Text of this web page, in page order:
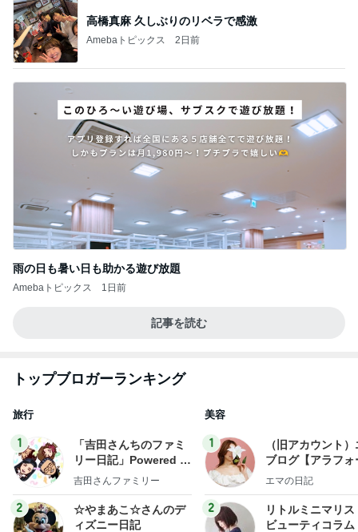
高橋真麻 久しぶりのリベラで感激
Amebaトピックス 2日前
雨の日も暑い日も助かる遊び放題
Amebaトピックス 1日前
記事を読む
トップブロガーランキング
旅行
1
「吉田さんちのファミ
リー日記」Powered b
y Ameba 吉田さんファ
ログ
吉田さんファミリー
2
☆やまあこ☆さんのデ
ィズニー日記
美容
1
（旧アカウント
ブログ【アラフォ
社売却セカンドラ
エマの日記
2
リトルミニマリス
ビューティコラ